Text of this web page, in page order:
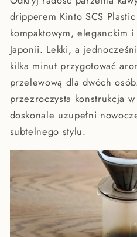
dripperem Kinto SCS
kompaktowym, eleganckim
Japonii. Lekki, a
kilka minut przygotować
przelewową dla dwóch
przezroczysta konstrukcja
doskonale uzupełni
subtelnego stylu.